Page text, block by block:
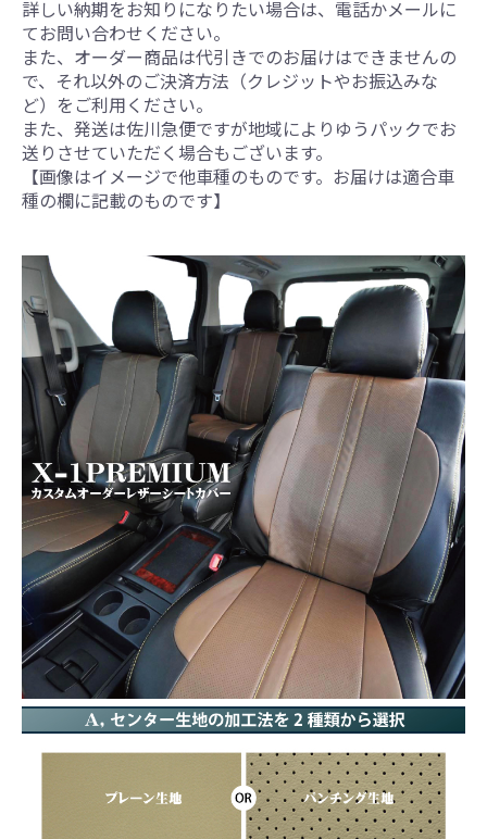
詳しい納期をお知りになりたい場合は、電話かメールに
てお問い合わせください。
また、オーダー商品は代引きでのお届けはできませんの
で、それ以外のご決済方法（クレジットやお振込みな
ど）をご利用ください。
また、発送は佐川急便ですが地域によりゆうパックでお
送りさせていただく場合もございます。
【画像はイメージで他車種のものです。お届けは適合車
種の欄に記載のものです】